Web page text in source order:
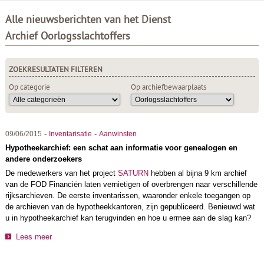
Alle nieuwsberichten van het Dienst
Archief Oorlogsslachtoffers
ZOEKRESULTATEN FILTEREN
Op categorie
Op archiefbewaarplaats
09/06/2015 - Inventarisatie - Aanwinsten
Hypotheekarchief: een schat aan informatie voor genealogen en
andere onderzoekers
De medewerkers van het project SATURN hebben al bijna 9 km archief
van de FOD Financiën laten vernietigen of overbrengen naar verschillende
rijksarchieven. De eerste inventarissen, waaronder enkele toegangen op
de archieven van de hypotheekkantoren, zijn gepubliceerd. Benieuwd wat
u in hypotheekarchief kan terugvinden en hoe u ermee aan de slag kan?
Lees meer